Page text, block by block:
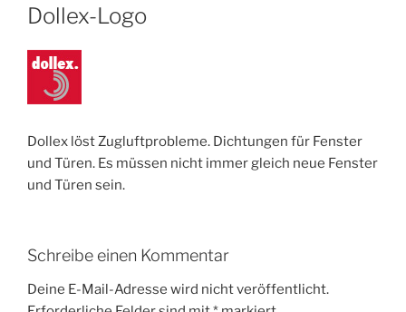
Dollex-Logo
Dollex löst Zugluftprobleme. Dichtungen für Fenster
und Türen. Es müssen nicht immer gleich neue Fenster
und Türen sein.
Schreibe einen Kommentar
Deine E-Mail-Adresse wird nicht veröffentlicht.